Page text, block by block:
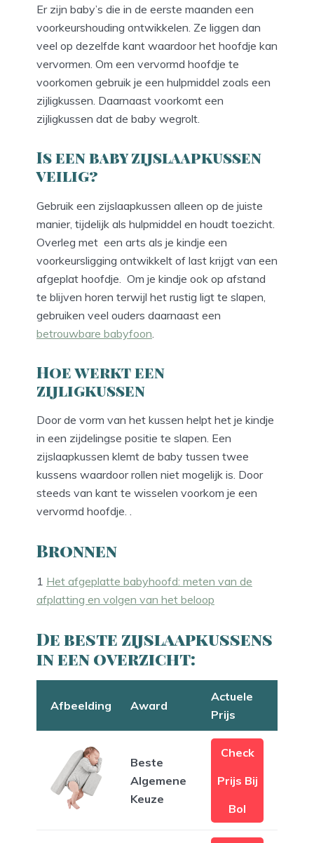
Er zijn baby’s die in de eerste maanden een
voorkeurshouding ontwikkelen. Ze liggen dan
veel op dezelfde kant waardoor het hoofdje kan
vervormen. Om een vervormd hoofdje te
voorkomen gebruik je een hulpmiddel zoals een
zijligkussen. Daarnaast voorkomt een
zijligkussen dat de baby wegrolt.
Is een baby zijslaapkussen
veilig?
Gebruik een zijslaapkussen alleen op de juiste
manier, tijdelijk als hulpmiddel en houdt toezicht.
Overleg met een arts als je kindje een
voorkeursligging ontwikkelt of last krijgt van een
afgeplat hoofdje. Om je kindje ook op afstand
te blijven horen terwijl het rustig ligt te slapen,
gebruiken veel ouders daarnaast een
betrouwbare babyfoon
Hoe werkt een
zijligkussen
Door de vorm van het kussen helpt het je kindje
in een zijdelingse positie te slapen. Een
zijslaapkussen klemt de baby tussen twee
kussens waardoor rollen niet mogelijk is. Door
steeds van kant te wisselen voorkom je een
vervormd hoofdje. .
Bronnen
1 Het afgeplatte babyhoofd: meten van de
afplatting en volgen van het beloop
De beste zijslaapkussens
in een overzicht:
Afbeelding Award
Actuele
Prijs
Beste
Algemene
Keuze
Check
Prijs Bij
Bol